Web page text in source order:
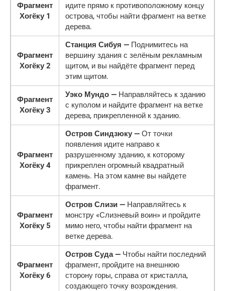
Фрагмент
Хогёку 1
идите прямо к противоположному концу
острова, чтобы найти фрагмент на ветке
дерева.
Фрагмент
Хогёку 2
Станция Сибуя — Поднимитесь на
вершину здания с зелёным рекламным
щитом, и вы найдёте фрагмент перед
этим щитом.
Фрагмент
Хогёку 3
Уэко Мундо — Направляйтесь к зданию
с куполом и найдите фрагмент на ветке
дерева, прикрепленной к зданию.
Фрагмент
Хогёку 4
Остров Синдзюку — От точки
появления идите направо к
разрушенному зданию, к которому
прикреплен огромный квадратный
камень. На этом камне вы найдете
фрагмент.
Фрагмент
Хогёку 5
Остров Слизи — Направляйтесь к
монстру «Слизневый воин» и пройдите
мимо него, чтобы найти фрагмент на
ветке дерева.
Фрагмент
Хогёку 6
Остров Суда — Чтобы найти последний
фрагмент, пройдите на внешнюю
сторону горы, справа от кристалла,
создающего точку возрождения.